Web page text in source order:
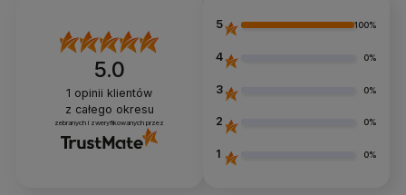
5.0
1 opinii klientów
z całego okresu
zebranych i zweryfikowanych przez
5 100%
4 0%
3 0%
2 0%
1 0%